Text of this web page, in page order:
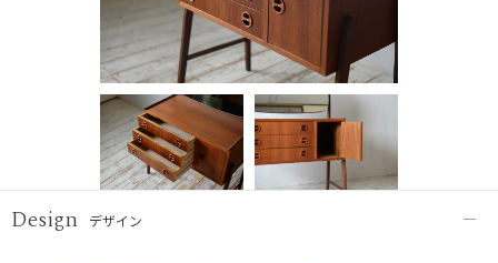
Design デザイン